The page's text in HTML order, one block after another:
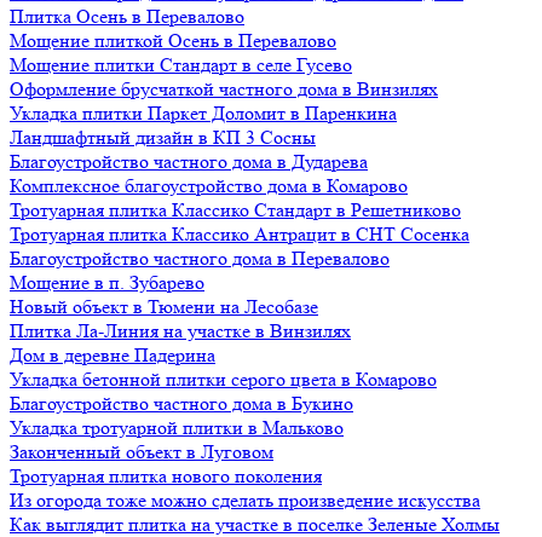
Плитка Осень в Перевалово
Мощение плиткой Осень в Перевалово
Мощение плитки Стандарт в селе Гусево
Оформление брусчаткой частного дома в Винзилях
Укладка плитки Паркет Доломит в Паренкина
Ландшафтный дизайн в КП 3 Сосны
Благоустройство частного дома в Дударева
Комплексное благоустройство дома в Комарово
Тротуарная плитка Классико Стандарт в Решетниково
Тротуарная плитка Классико Антрацит в СНТ Сосенка
Благоустройство частного дома в Перевалово
Мощение в п. Зубарево
Новый объект в Тюмени на Лесобазе
Плитка Ла-Линия на участке в Винзилях
Дом в деревне Падерина
Укладка бетонной плитки серого цвета в Комарово
Благоустройство частного дома в Букино
Укладка тротуарной плитки в Мальково
Законченный объект в Луговом
Тротуарная плитка нового поколения
Из огорода тоже можно сделать произведение искусства
Как выглядит плитка на участке в поселке Зеленые Холмы